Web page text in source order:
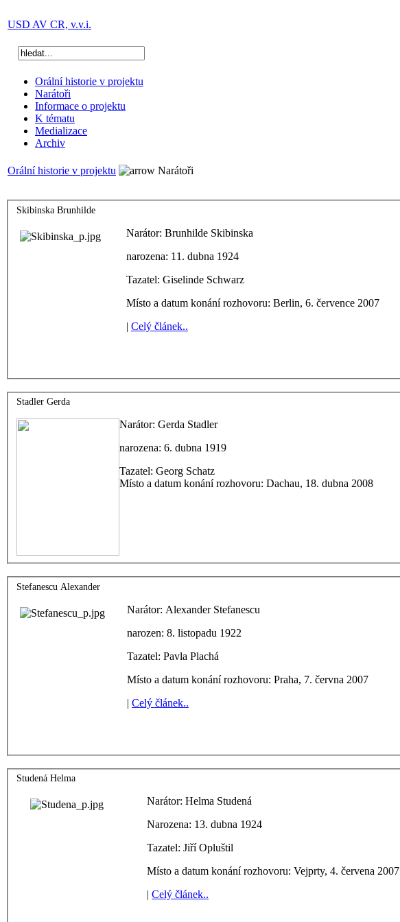
USD AV CR, v.v.i.
Orální historie v projektu
Narátoři
Informace o projektu
K tématu
Medializace
Archiv
Orální historie v projektu Narátoři
Skibinska Brunhilde
Narátor: Brunhilde Skibinska
narozena: 11. dubna 1924
Tazatel: Giselinde Schwarz
Místo a datum konání rozhovoru: Berlin, 6. července 2007
| Celý článek..
Stadler Gerda
Narátor: Gerda Stadler
narozena: 6. dubna 1919
Tazatel: Georg Schatz
Místo a datum konání rozhovoru: Dachau, 18. dubna 2008
Stefanescu Alexander
Narátor: Alexander Stefanescu
narozen: 8. listopadu 1922
Tazatel: Pavla Plachá
Místo a datum konání rozhovoru: Praha, 7. června 2007
| Celý článek..
Studená Helma
Narátor: Helma Studená
Narozena: 13. dubna 1924
Tazatel: Jiří Opluštil
Místo a datum konání rozhovoru: Vejprty, 4. červena 2007
| Celý článek..